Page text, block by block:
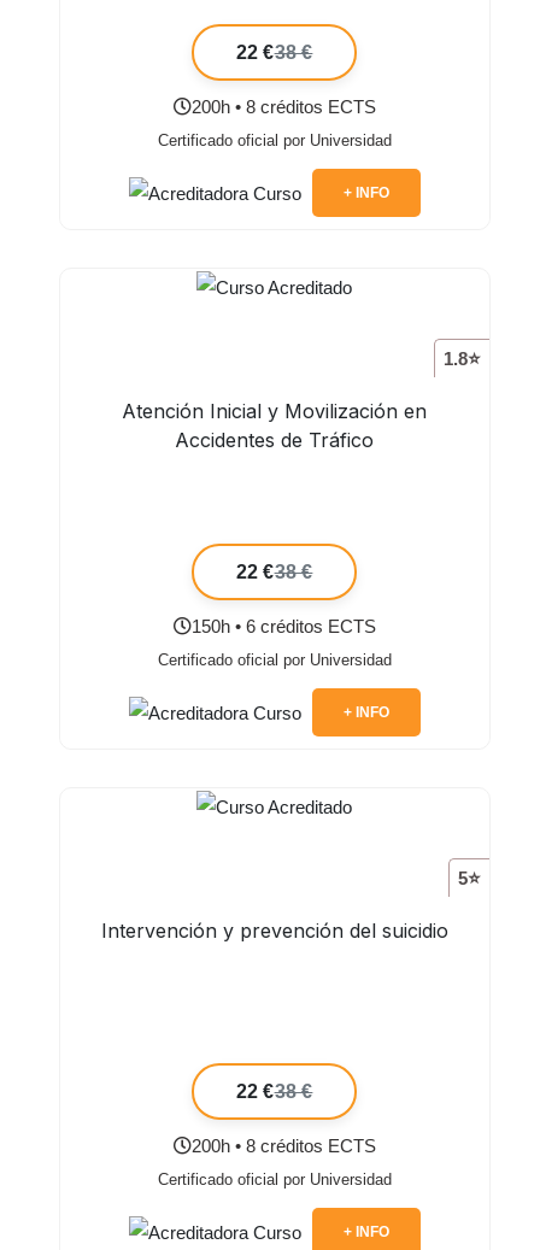
22 €38 €
200h • 8 créditos ECTS
Certificado oficial por Universidad
+ INFO
1.8⭐
Atención Inicial y Movilización en
Accidentes de Tráfico
22 €38 €
150h • 6 créditos ECTS
Certificado oficial por Universidad
+ INFO
5⭐
Intervención y prevención del suicidio
22 €38 €
200h • 8 créditos ECTS
Certificado oficial por Universidad
+ INFO